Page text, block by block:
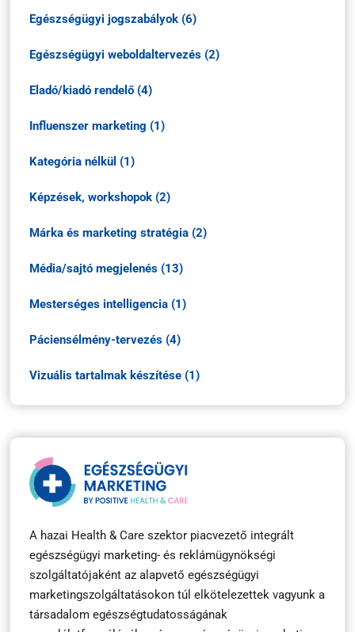
Egészségügyi jogszabályok (6)
Egészségügyi weboldaltervezés (2)
Eladó/kiadó rendelő (4)
Influenszer marketing (1)
Kategória nélkül (1)
Képzések, workshopok (2)
Márka és marketing stratégia (2)
Média/sajtó megjelenés (13)
Mesterséges intelligencia (1)
Páciensélmény-tervezés (4)
Vizuális tartalmak készítése (1)
A hazai Health & Care szektor piacvezető integrált
egészségügyi marketing- és reklámügynökségi
szolgáltatójaként az alapvető egészségügyi
marketingszolgáltatásokon túl elkötelezettek vagyunk a
társadalom egészségtudatosságának